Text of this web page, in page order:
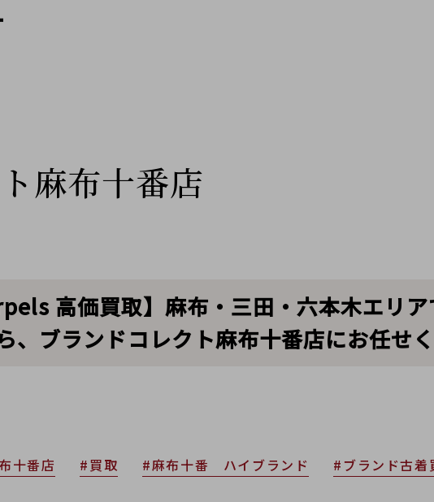
麻布十番店
高価買取】麻布・三田・六本木エリ
、ブランドコレクト麻布十番店にお任せく
十番店 #買取 #麻布十番 ハイブランド #ブランド古着